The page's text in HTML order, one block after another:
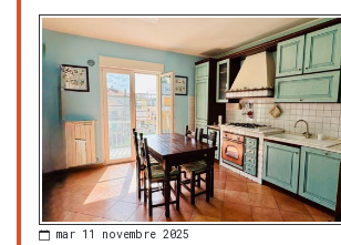
mar 11 novembre 2025